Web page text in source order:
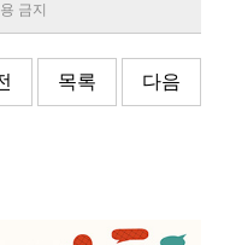
금지
목록 다음